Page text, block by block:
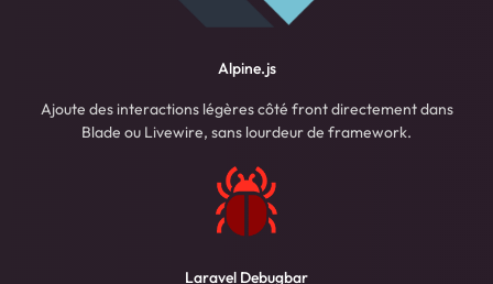
Alpine.js
Ajoute des interactions légères côté front directement dans
Blade ou Livewire, sans lourdeur de framework.
Laravel Debugbar